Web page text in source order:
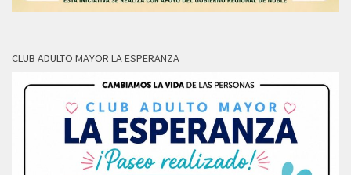
CLUB ADULTO MAYOR LA ESPERANZA